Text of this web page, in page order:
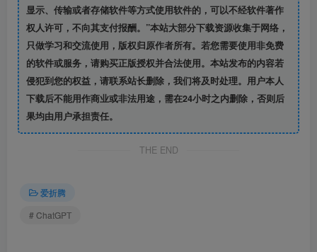
显示、传输或者存储软件等方式使用软件的，可以不经软件著作
权人许可，不向其支付报酬。”本站大部分下载资源收集于网络，
只做学习和交流使用，版权归原作者所有。若您需要使用非免费
的软件或服务，请购买正版授权并合法使用。本站发布的内容若
侵犯到您的权益，请联系站长删除，我们将及时处理。用户本人
下载后不能用作商业或非法用途，需在24小时之内删除，否则后
果均由用户承担责任。
THE END
爱折腾
# ChatGPT